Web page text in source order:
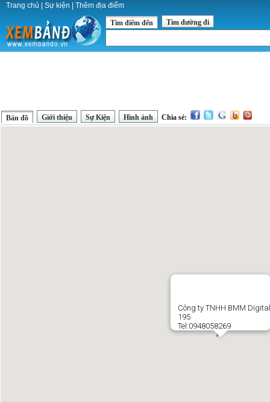
Trang chủ Sự kiện Thêm địa điểm
Tìm điểm đến Tìm đường đi
Bản đồ Giới thiệu Sự Kiện Hình ảnh Chia sẻ:
Công ty TNHH BMM Digital
195
Tel:0948058269